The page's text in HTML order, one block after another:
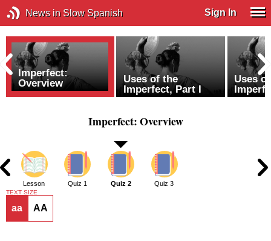
News in Slow Spanish Sign In
Imperfect:
Overview
Uses of the
Imperfect, Part I
Uses
Imperfect: Overview
Lesson Quiz 1 Quiz 2 Quiz 3
TEXT SIZE
aa AA